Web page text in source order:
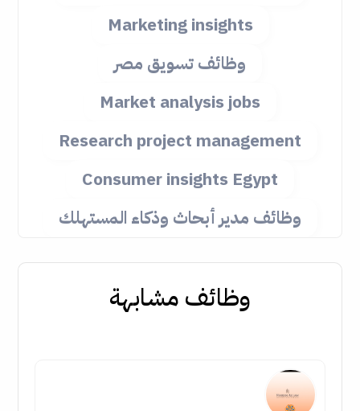
Marketing insights
وظائف تسويق مصر
Market analysis jobs
Research project management
Consumer insights Egypt
وظائف مدير أبحاث وذكاء المستهلك
وظائف مشابهة